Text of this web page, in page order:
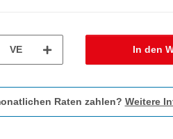
VE In den
Raten zahlen? Weitere